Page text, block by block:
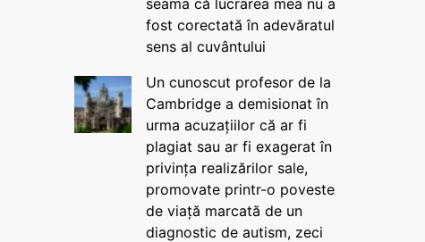
seama că lucrarea mea nu a
fost corectată în adevăratul
sens al cuvântului
Un cunoscut profesor de la
Cambridge a demisionat în
urma acuzațiilor că ar fi
plagiat sau ar fi exagerat în
privința realizărilor sale,
promovate printr-o poveste
de viață marcată de un
diagnostic de autism, zeci